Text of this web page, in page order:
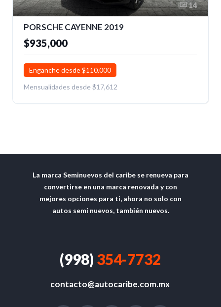
14
PORSCHE CAYENNE 2019
$935,000
Enganche desde $110,000
Mensualidades desde $17,612
La marca Seminuevos del caribe se renueva para
convertirse en una marca renovada y con
mejores opciones para ti, ahora no solo con
autos semi nuevos, también nuevos.
(998) 354-7732
contacto@autocaribe.com.mx